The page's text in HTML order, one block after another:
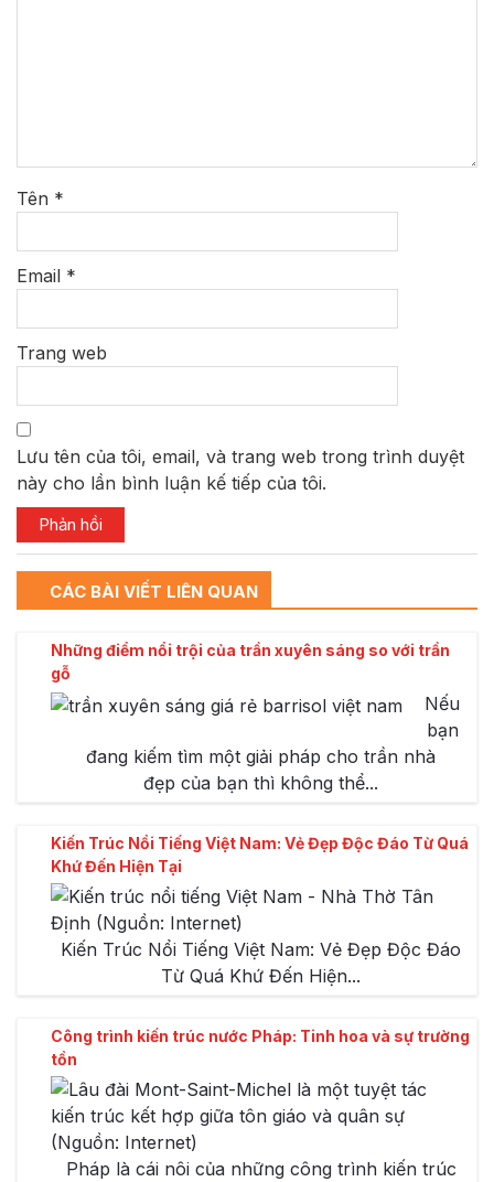
Tên *
Email *
Trang web
Lưu tên của tôi, email, và trang web trong trình duyệt
này cho lần bình luận kế tiếp của tôi.
CÁC BÀI VIẾT LIÊN QUAN
Những điểm nổi trội của trần xuyên sáng so với trần
gỗ
Nếu
bạn
đang kiếm tìm một giải pháp cho trần nhà
đẹp của bạn thì không thể...
Kiến Trúc Nổi Tiếng Việt Nam: Vẻ Đẹp Độc Đáo Từ Quá
Khứ Đến Hiện Tại
Kiến Trúc Nổi Tiếng Việt Nam: Vẻ Đẹp Độc Đáo
Từ Quá Khứ Đến Hiện...
Công trình kiến trúc nước Pháp: Tinh hoa và sự trường
tồn
Pháp là cái nôi của những công trình kiến trúc